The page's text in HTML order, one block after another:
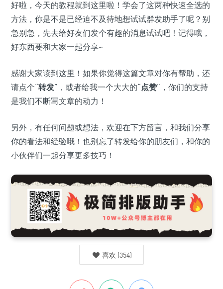
好啦，今天的教程就到这里啦！学会了这两种快速全选的
方法，你是不是已经迫不及待地想试试群发助手了呢？别
急别急，先去给好友们发个有趣的消息试试吧！记得哦，
好东西要和大家一起分享~
感谢大家读到这里！如果你觉得这篇文章对你有帮助，还
请点个“转发”，或者给我一个大大的“点赞”，你们的支持
是我们不断写文章的动力！
另外，有任何问题或想法，欢迎在下方留言，和我们分享
你的看法和经验哦！也别忘了转发给你的朋友们，和你的
小伙伴们一起分享更多技巧！
喜欢 (354)